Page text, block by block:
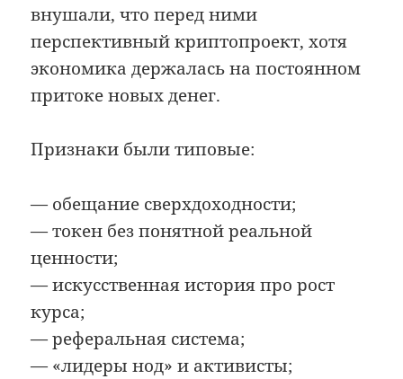
внушали, что перед ними
перспективный криптопроект, хотя
экономика держалась на постоянном
притоке новых денег.
Признаки были типовые:
— обещание сверхдоходности;
— токен без понятной реальной
ценности;
— искусственная история про рост
курса;
— реферальная система;
— «лидеры нод» и активисты;